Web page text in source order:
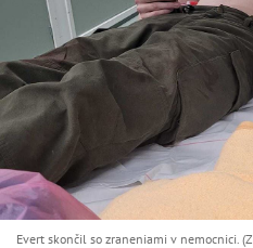
Evert skončil so zraneniami v nemocnici.